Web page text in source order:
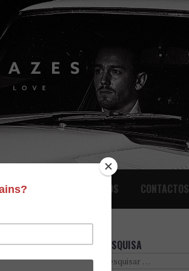
MOTORES BONS AMIGOS CONTACTOS
PESQUISA
Search